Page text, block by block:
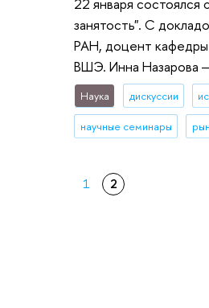
занятость". С
РАН, доцент кафедры
ВШЭ. Инна Назарова
Наука дискуссии
научные семинары
1 2